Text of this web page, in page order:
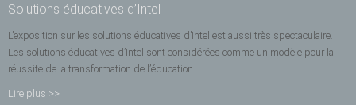
Solutions éducatives d’Intel
L’exposition sur les solutions éducatives d’Intel est aussi très spectaculaire.
Les solutions éducatives d’Intel sont considérées comme un modèle pour la
réussite de la transformation de l’éducation...
Lire plus >>